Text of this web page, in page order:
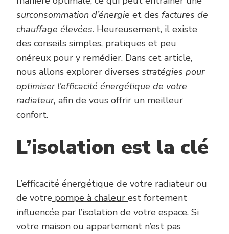
surconsommation d’énergie et des factures de
chauffage élevées. Heureusement, il existe
des conseils simples, pratiques et peu
onéreux pour y remédier. Dans cet article,
nous allons explorer diverses stratégies pour
optimiser l’efficacité énergétique de votre
radiateur, afin de vous offrir un meilleur
confort.
L’isolation est la clé
L’efficacité énergétique de votre radiateur ou
de votre pompe à chaleur est fortement
influencée par l’isolation de votre espace. Si
votre maison ou appartement n’est pas